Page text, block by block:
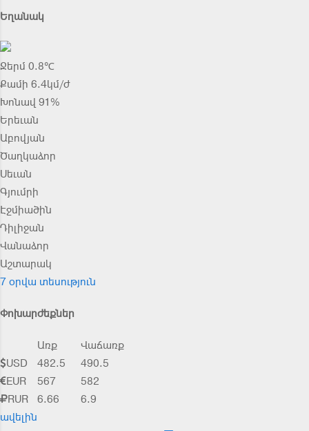
Եղանակ
Ջերմ 0.8℃
Քամի 6.4կմ/ժ
Խոնավ 91%
Երեւան
Աբովյան
Ծաղկաձոր
Սեւան
Գյումրի
Էջմիածին
Դիլիջան
Վանաձոր
Աշտարակ
7 օրվա տեսություն
Փոխարժեքներ
Առք
Վաճառք
USD
482.5
490.5
EUR
567
582
RUR
6.66
6.9
ավելին